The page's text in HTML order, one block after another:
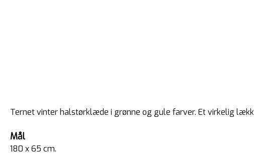
Ternet vinter halstørklæde i grønne og gule farver. Et virkelig
Mål
180 x 65 cm.